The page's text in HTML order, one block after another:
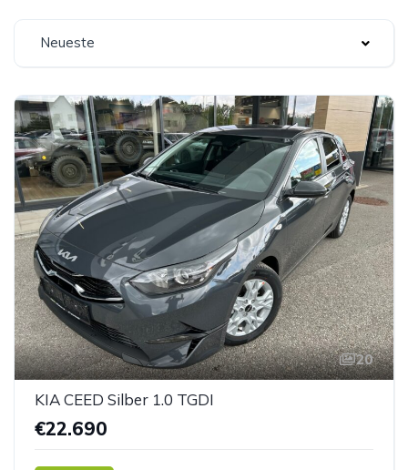
Neueste
20
KIA CEED Silber 1.0 TGDI
€22.690